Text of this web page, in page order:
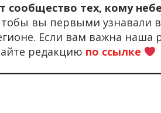
сообщество тех, кому
вы первыми узнавали
Если вам важна наша
редакцию по ссылке